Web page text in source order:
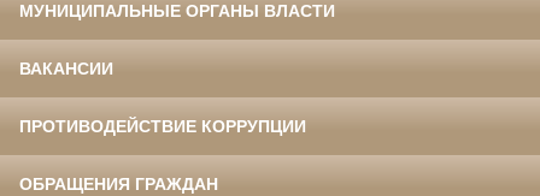
МУНИЦИПАЛЬНЫЕ ОРГАНЫ ВЛАСТИ
ВАКАНСИИ
ПРОТИВОДЕЙСТВИЕ КОРРУПЦИИ
ОБРАЩЕНИЯ ГРАЖДАН